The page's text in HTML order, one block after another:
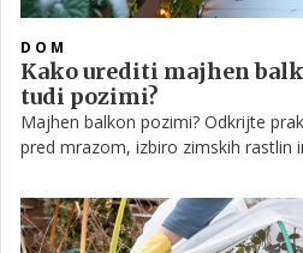
DOM
Kako urediti majhen
tudi pozimi?
Majhen balkon pozimi? Odkrijte
pred mrazom, izbiro zimskih rastlin